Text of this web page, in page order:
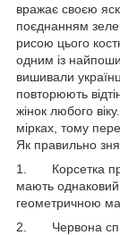
вражає своєю
поєднанням
рисою цього
одним із
вишивали
повторюють
жінок любого
мірках, тому
Як правильно
1. Корсетка
мають однаковий
геометричною
2. Червона